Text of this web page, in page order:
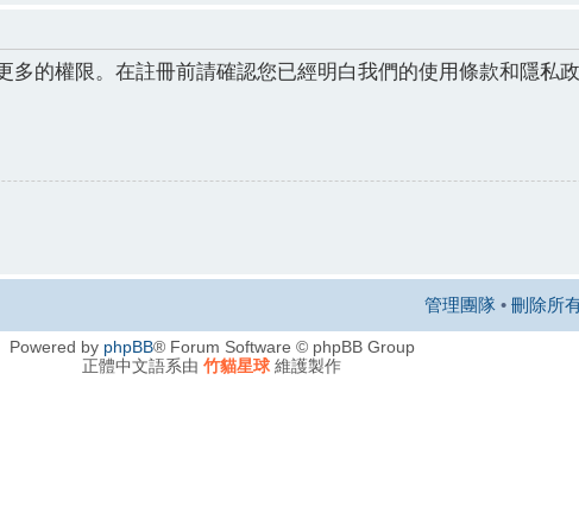
的權限。在註冊前請確認您已經明白我們的使用條款和隱私
管理團隊 • 刪除所
Powered by phpBB® Forum Software © phpBB Group
正體中文語系由 竹貓星球 維護製作